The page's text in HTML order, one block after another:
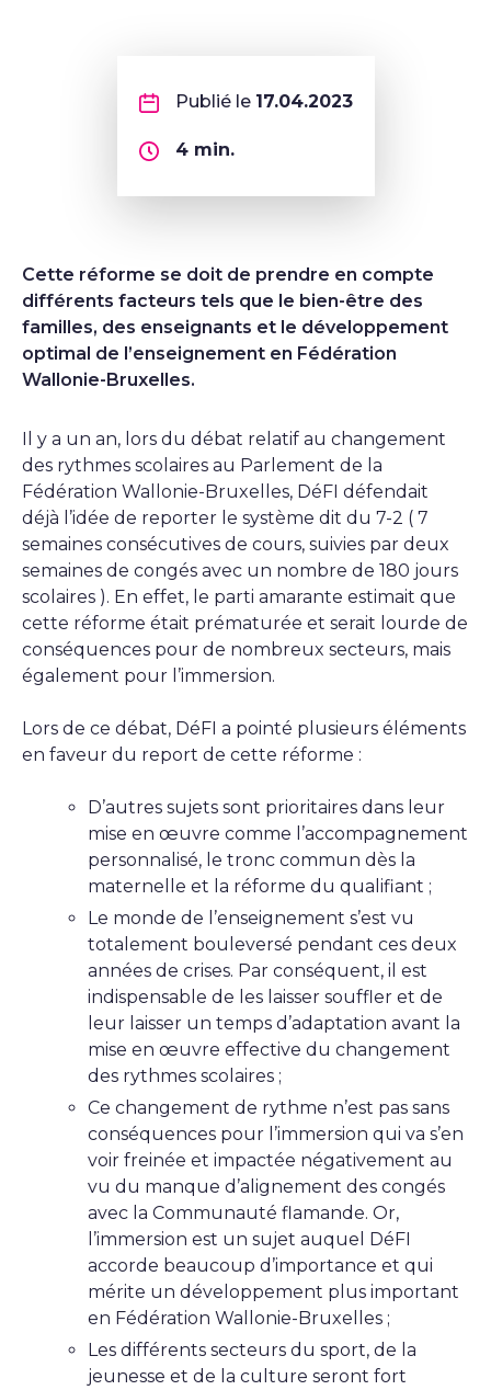
Publié le 17.04.2023
4min.
Cette réforme se doit de prendre en compte
différents facteurs tels que le bien-être des
familles, des enseignants et le développement
optimal de l’enseignement en Fédération
Wallonie-Bruxelles.
Il y a un an, lors du débat relatif au changement
des rythmes scolaires au Parlement de la
Fédération Wallonie-Bruxelles, DéFI défendait
déjà l’idée de reporter le système dit du 7-2 ( 7
semaines consécutives de cours, suivies par deux
semaines de congés avec un nombre de 180 jours
scolaires ). En effet, le parti amarante estimait que
cette réforme était prématurée et serait lourde de
conséquences pour de nombreux secteurs, mais
également pour l’immersion.
Lors de ce débat, DéFI a pointé plusieurs éléments
en faveur du report de cette réforme :
D’autres sujets sont prioritaires dans leur
mise en œuvre comme l’accompagnement
personnalisé, le tronc commun dès la
maternelle et la réforme du qualifiant ;
Le monde de l’enseignement s’est vu
totalement bouleversé pendant ces deux
années de crises. Par conséquent, il est
indispensable de les laisser souffler et de
leur laisser un temps d’adaptation avant la
mise en œuvre effective du changement
des rythmes scolaires ;
Ce changement de rythme n’est pas sans
conséquences pour l’immersion qui va s’en
voir freinée et impactée négativement au
vu du manque d’alignement des congés
avec la Communauté flamande. Or,
l’immersion est un sujet auquel DéFI
accorde beaucoup d’importance et qui
mérite un développement plus important
en Fédération Wallonie-Bruxelles ;
Les différents secteurs du sport, de la
jeunesse et de la culture seront fort